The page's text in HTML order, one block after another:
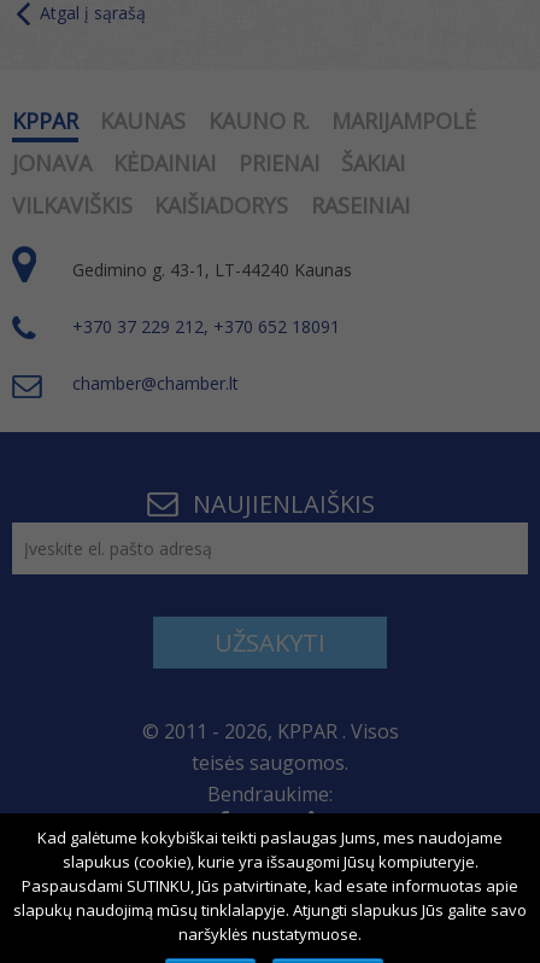
Atgal į sąrašą
KPPAR KAUNAS KAUNO R.
MARIJAMPOLĖ
JONAVA
KĖDAINIAI PRIENAI
ŠAKIAI
VILKAVIŠKIS
KAIŠIADORYS RASEINIAI
Gedimino g. 43-1, LT-44240 Kaunas
+370 37 229 212, +370 652 18091
chamber@chamber.lt
NAUJIENLAIŠKIS
UŽSAKYTI
© 2011 - 2026, KPPAR . Visos
teisės saugomos.
Bendraukime:
Svetainės žemėlapis
Kad galėtume kokybiškai teikti paslaugas Jums, mes naudojame
slapukus (cookie), kurie yra išsaugomi Jūsų kompiuteryje.
Paspausdami SUTINKU, Jūs patvirtinate, kad esate informuotas apie
slapukų naudojimą mūsų tinklalapyje. Atjungti slapukus Jūs galite savo
naršyklės nustatymuose.